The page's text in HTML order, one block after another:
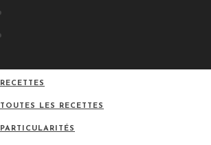
RECETTES
TOUTES LES RECETTES
PARTICULARITÉS